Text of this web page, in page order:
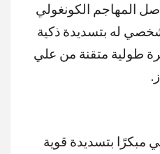
المهاجم الكونغولي
له بتسديدة ذكية
طولية متقنة من علي
مبكرًا بتسديدة قوية